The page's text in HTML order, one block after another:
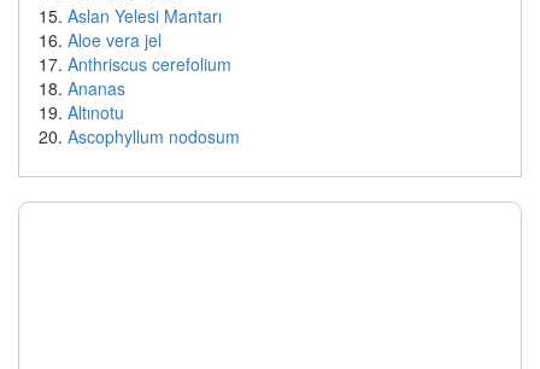
Aslan Yelesi Mantarı
Aloe vera jel
Anthriscus cerefolium
Ananas
Altınotu
Ascophyllum nodosum